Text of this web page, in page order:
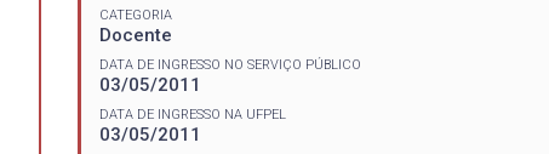
CATEGORIA
Docente
DATA DE INGRESSO NO SERVIÇO PÚBLICO
03/05/2011
DATA DE INGRESSO NA UFPEL
03/05/2011